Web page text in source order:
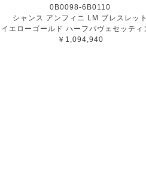
0B0098-6B0110
シャンス アンフィニ LM ブレスレット
イエローゴールド ハーフパヴェセッティ
￥1,094,940